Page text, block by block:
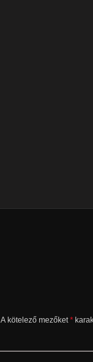
A kötelező mezőket*